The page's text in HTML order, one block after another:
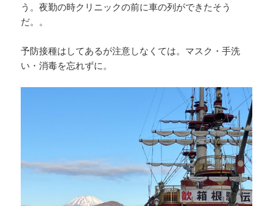
う。夜勤の時クリニックの前に車の列ができたそう
だ。。
予防接種はしてあるが注意しなくては。マスク・手洗
い・消毒を忘れずに。